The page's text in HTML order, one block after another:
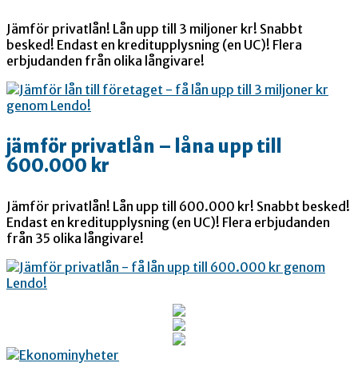
Jämför privatlån! Lån upp till 3 miljoner kr! Snabbt
besked! Endast en kreditupplysning (en UC)! Flera
erbjudanden från olika långivare!
jämför privatlån – låna upp till
600.000 kr
Jämför privatlån! Lån upp till 600.000 kr! Snabbt besked!
Endast en kreditupplysning (en UC)! Flera erbjudanden
från 35 olika långivare!